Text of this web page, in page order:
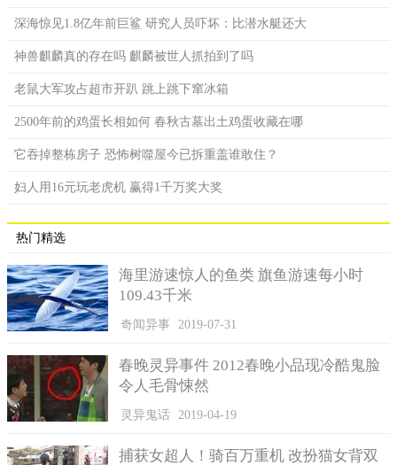
女，则于隔日请程姓男友人帮忙在酒店开房，后来便一直躲藏在
其中，还利用对方对她所怀抱的情意，拿取人民币6000多元作为
在接受质询时，因为承受不住压力最后将真相全盘托出。永州市
冷水滩区人民法院一审判决，邓女行为已构成诈骗罪，判处有期
母也因为包庇罪也都各自被判入狱，被告提出上诉后，湖南省永
深海惊见1.8亿年前巨鲨 研究人员吓坏：比潜水艇还大
神兽麒麟真的存在吗 麒麟被世人抓拍到了吗
老鼠大军攻占超市开趴 跳上跳下窜冰箱
2500年前的鸡蛋长相如何 春秋古墓出土鸡蛋收藏在哪
它吞掉整栋房子 恐怖树噬屋今已拆重盖谁敢住？
妇人用16元玩老虎机 赢得1千万奖大奖
热门精选
海里游速惊人的鱼类 旗鱼游速每小时
109.43千米
奇闻异事 2019-07-31
春晚灵异事件 2012春晚小品现冷酷鬼脸
令人毛骨悚然
灵异鬼话 2019-04-19
捕获女超人！骑百万重机 改扮猫女背双